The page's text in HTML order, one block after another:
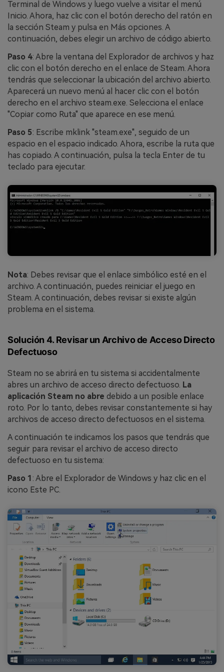
Terminal de Windows y luego vuelve a visitar el menú
Inicio. Ahora, haz clic con el botón derecho del ratón en
la sección Steam y pulsa en Más opciones. A
continuación, debes elegir un archivo de código abierto.
Paso 4: Abre la ventana del Explorador de archivos y haz
clic con el botón derecho en el enlace de Steam. Ahora
tendrás que seleccionar la ubicación del archivo abierto.
Aparecerá un nuevo menú al hacer clic con el botón
derecho en el archivo steam.exe. Selecciona el enlace
"Copiar como Ruta" que aparece en ese menú.
Paso 5: Escribe mklink "steam.exe", seguido de un
espacio en el espacio indicado. Ahora, escribe la ruta que
has copiado. A continuación, pulsa la tecla Enter de tu
teclado para ejecutar.
Nota: Debes revisar que el enlace simbólico esté en el
archivo. A continuación, puedes reiniciar el juego en
Steam. A continuación, debes revisar si existe algún
problema en el sistema.
Solución 4. Revisar un Archivo de Acceso Directo
Defectuoso
Steam no se abrirá en tu sistema si accidentalmente
abres un archivo de acceso directo defectuoso. La
aplicación Steam no abre debido a un posible enlace
roto. Por lo tanto, debes revisar constantemente si hay
archivos de acceso directo defectuosos en el sistema.
A continuación te indicamos los pasos que tendrás que
seguir para revisar el archivo de acceso directo
defectuoso en tu sistema:
Paso 1 : Abre el Explorador de Windows y haz clic en el
icono Este PC.